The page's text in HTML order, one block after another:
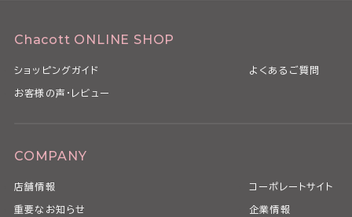
Chacott ONLINE SHOP
ショッピングガイド よくあるご質問
お客様の声・レビュー
COMPANY
店舗情報 コーポレートサイト
重要なお知らせ 企業情報